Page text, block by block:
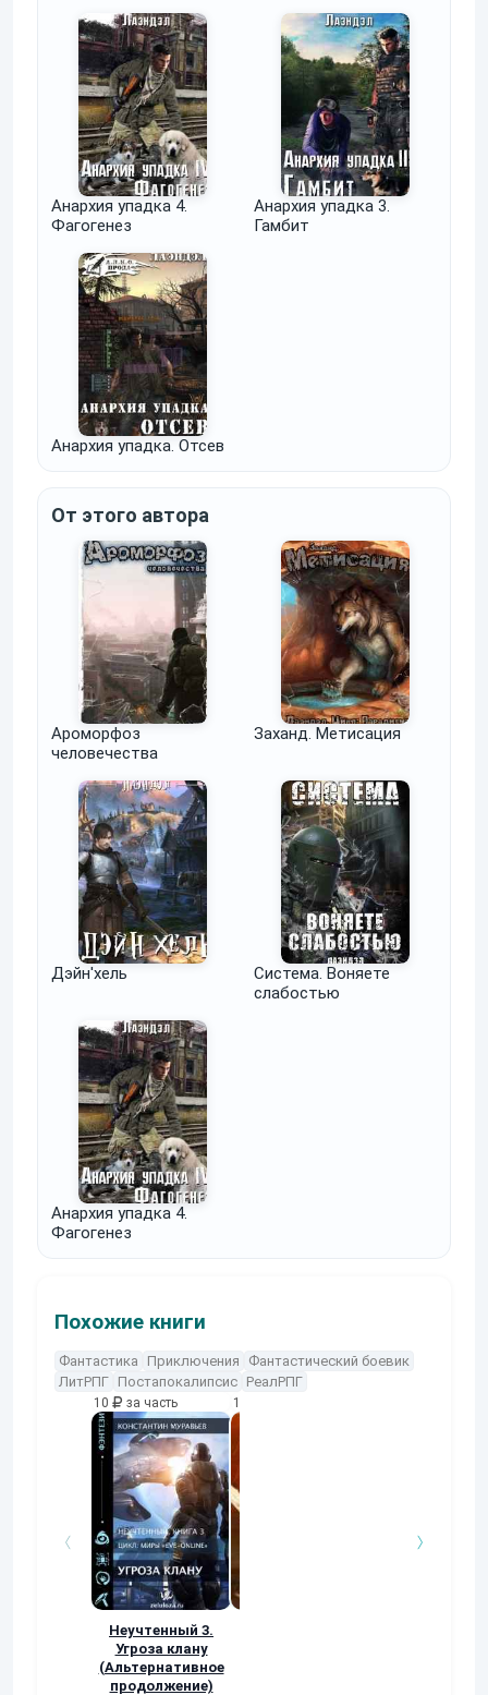
Анархия упадка 4.
Фагогенез
Анархия упадка 3.
Гамбит
Анархия упадка. Отсев
От этого автора
Ароморфоз
человечества
Заханд. Метисация
Дэйн'хель
Система. Воняете
слабостью
Анархия упадка 4.
Фагогенез
Похожие книги
Фантастика Приключения
Фантастический боевик
ЛитРПГ Постапокалипсис РеалРПГ
10 за часть
Неучтенный 3.
Угроза клану
(Альтернативное
продолжение)
10